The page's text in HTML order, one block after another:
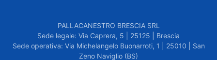
PALLACANESTRO BRESCIA SRL
Sede legale: Via Caprera, 5 | 25125 | Brescia
Sede operativa: Via Michelangelo Buonarroti, 1 | 25010 | San
Zeno Naviglio (BS)